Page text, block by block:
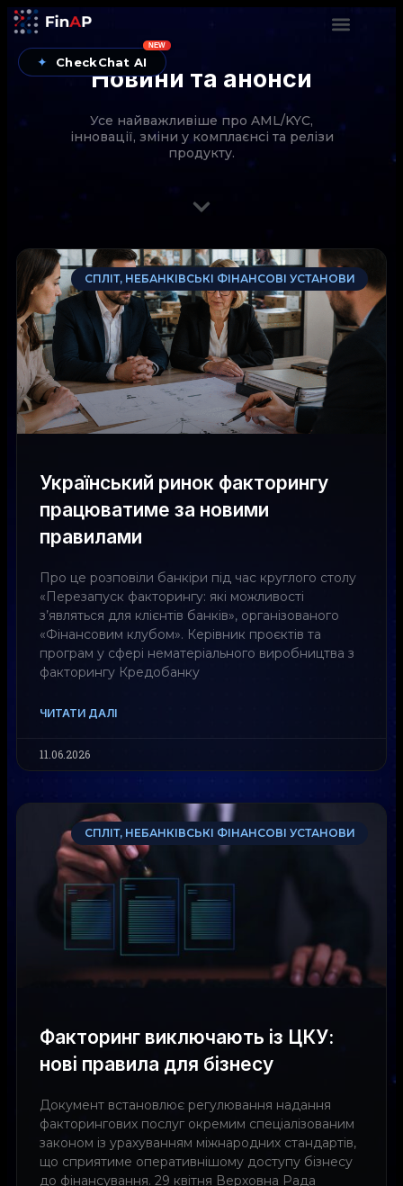
✦ CheckChat AI
NEW
Новини та анонси
Усе найважливіше про AML/KYC,
інновації, зміни у комплаєнсі та релізи
продукту.
СПЛІТ, НЕБАНКІВСЬКІ ФІНАНСОВІ УСТАНОВИ
Український ринок факторингу
працюватиме за новими
правилами
Про це розповіли банкіри під час круглого столу
«Перезапуск факторингу: які можливості
з’являться для клієнтів банків», організованого
«Фінансовим клубом». Керівник проєктів та
програм у сфері нематеріального виробництва з
факторингу Кредобанку
ЧИТАТИ ДАЛІ
11.06.2026
СПЛІТ, НЕБАНКІВСЬКІ ФІНАНСОВІ УСТАНОВИ
Факторинг виключають із ЦКУ:
нові правила для бізнесу
Документ встановлює регулювання надання
факторингових послуг окремим спеціалізованим
законом із урахуванням міжнародних стандартів,
що сприятиме оперативнішому доступу бізнесу
до фінансування. 29 квітня Верховна Рада